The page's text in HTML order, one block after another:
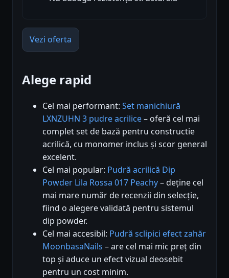
Vezi oferta
Alege rapid
Cel mai performant: Set manichiură
LXNZUHN 3 pudre acrilice– oferă cel mai
complet set de bază pentru constructie
acrilică, cu monomer inclus și scor general
excelent.
Cel mai popular: Pudră acrilică Dip
Powder Lila Rossa 017 Peachy– deține cel
mai mare număr de recenzii din selecție,
fiind o alegere validată pentru sistemul
dip powder.
Cel mai accesibil: Pudră sclipici efect zahăr
MoonbasaNails – are cel mai mic preț din
top și aduce un efect vizual deosebit
pentru un cost minim.